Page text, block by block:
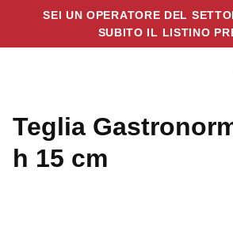
SEI UN OPERATORE DEL
SUBITO IL LISTINO
Teglia
h 15 cm